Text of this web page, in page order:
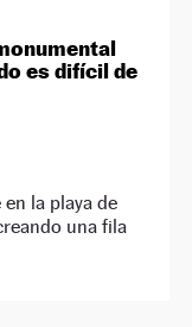
es difícil de
la playa de
una fila